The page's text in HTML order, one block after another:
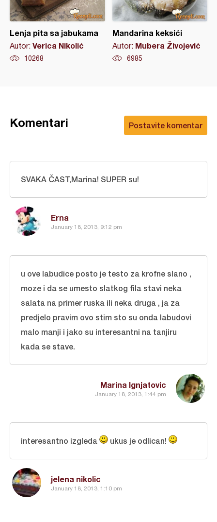
Lenja pita sa jabukama
Autor: Verica Nikolić
10268
Mandarina keksići
Autor: Mubera Živojević
6985
Postavite komentar
Komentari
Erna
January 18, 2013, 9:12 pm
SVAKA ČAST,Marina! SUPER su!
Marina Ignjatovic
January 18, 2013, 1:44 pm
u ove labudice posto je testo za krofne slano ,
moze i da se umesto slatkog fila stavi neka
salata na primer ruska ili neka druga , ja za
predjelo pravim ovo stim sto su onda labudovi
malo manji i jako su interesantni na tanjiru
kada se stave.
jelena nikolic
January 18, 2013, 1:10 pm
interesantno izgleda ukus je odlican!